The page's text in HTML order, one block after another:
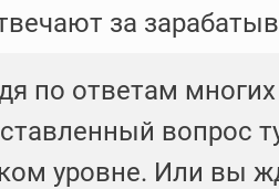
за
по ответам
вопрос
уровне. Или вы